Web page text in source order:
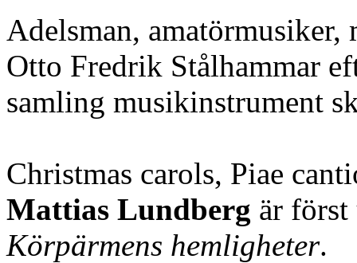
Adelsman,
Otto Fredrik Stålhammar
samling musikinstrument
Christmas carols, Piae
Mattias Lundberg är
Körpärmens hemligheter.